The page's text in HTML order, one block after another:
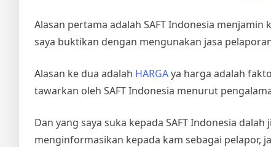
Alasan pertama adalah SAFT Indonesia
saya buktikan dengan mengunakan jasa
Alasan ke dua adalah HARGAya harga adalah
tawarkan oleh SAFT Indonesia menurut
Dan yang saya suka kepada SAFT Indonesia
menginformasikan kepada kam sebagai pelapor,